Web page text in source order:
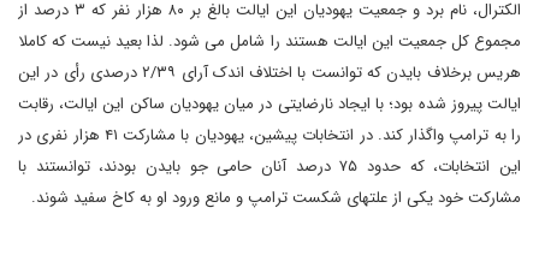
الکترال، نام برد و جمعیت یهودیان این ایالت بالغ بر ۸۰ هزار نفر که ۳ درصد از
مجموع کل جمعیت این ایالت هستند را شامل می شود. لذا بعید نیست که کاملا
هریس برخلاف بایدن که توانست با اختلاف اندک آرای ۲/۳۹ درصدی رأی در این
ایالت پیروز شده بود؛ با ایجاد نارضایتی در میان یهودیان ساکن این ایالت، رقابت
را به ترامپ واگذار کند. در انتخابات پیشین، یهودیان با مشارکت ۴۱ هزار نفری در
این انتخابات، که حدود ۷۵ درصد آنان حامی جو بایدن بودند، توانستند با
مشارکت خود یکی از علتهای شکست ترامپ و مانع ورود او به کاخ سفید شوند.